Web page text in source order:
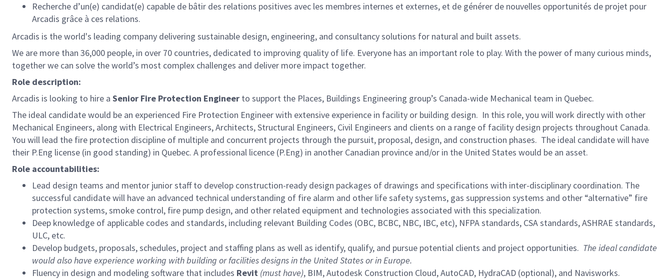
Recherche d’un(e) candidat(e) capable de bâtir des relations positives avec les membres internes et externes, et de générer de nouvelles opportunités de projet pour
Arcadis grâce à ces relations.
Arcadis is the world's leading company delivering sustainable design, engineering, and consultancy solutions for natural and built assets.
We are more than 36,000 people, in over 70 countries, dedicated to improving quality of life. Everyone has an important role to play. With the power of many curious minds,
together we can solve the world’s most complex challenges and deliver more impact together.
Role description:
Arcadis is looking to hire a Senior Fire Protection Engineer to support the Places, Buildings Engineering group’s Canada-wide Mechanical team in Quebec.
The ideal candidate would be an experienced Fire Protection Engineer with extensive experience in facility or building design. In this role, you will work directly with other
Mechanical Engineers, along with Electrical Engineers, Architects, Structural Engineers, Civil Engineers and clients on a range of facility design projects throughout Canada.
You will lead the fire protection discipline of multiple and concurrent projects through the pursuit, proposal, design, and construction phases. The ideal candidate will have
their P.Eng license (in good standing) in Quebec. A professional licence (P.Eng) in another Canadian province and/or in the United States would be an asset.
Role accountabilities:
Lead design teams and mentor junior staff to develop construction-ready design packages of drawings and specifications with inter-disciplinary coordination. The
successful candidate will have an advanced technical understanding of fire alarm and other life safety systems, gas suppression systems and other “alternative” fire
protection systems, smoke control, fire pump design, and other related equipment and technologies associated with this specialization.
Deep knowledge of applicable codes and standards, including relevant Building Codes (OBC, BCBC, NBC, IBC, etc), NFPA standards, CSA standards, ASHRAE standards,
ULC, etc.
Develop budgets, proposals, schedules, project and staffing plans as well as identify, qualify, and pursue potential clients and project opportunities. The ideal candidate
would also have experience working with building or facilities designs in the United States or in Europe.
Fluency in design and modeling software that includes Revit (must have), BIM, Autodesk Construction Cloud, AutoCAD, HydraCAD (optional), and Navisworks.